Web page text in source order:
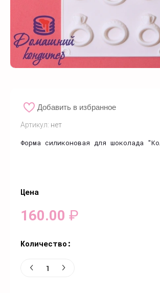
Артикул: нет
Форма силиконовая для шоколада
Добавить в избранное
Цена
160.00 ₽
Количество: